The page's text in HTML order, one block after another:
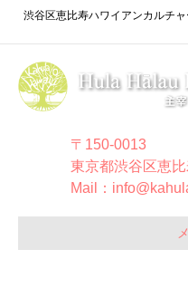
渋谷区恵比寿ハワイアンカルチ
〒150-0013
東京都渋谷区恵
Mail：